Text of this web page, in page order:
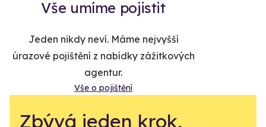
Vše umíme pojistit
Jeden nikdy neví. Máme nejvyšší
úrazové pojištění z nabídky zážitkových
agentur.
Vše o pojištění
Zbývá jeden krok,